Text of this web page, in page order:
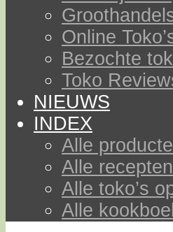
Online
Bezochte
Toko
NIEUWS
INDEX
Alle
Alle
Alle toko’s
Alle